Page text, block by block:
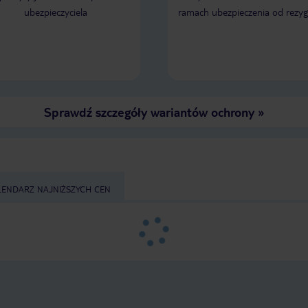
Sirmione :-) Jednak jak bym chciał w
ubezpieczyciela
ramach ubezpieczenia od
Sprawdź szczegóły wariantów ochrony»
NAJNIŻSZYCH CEN